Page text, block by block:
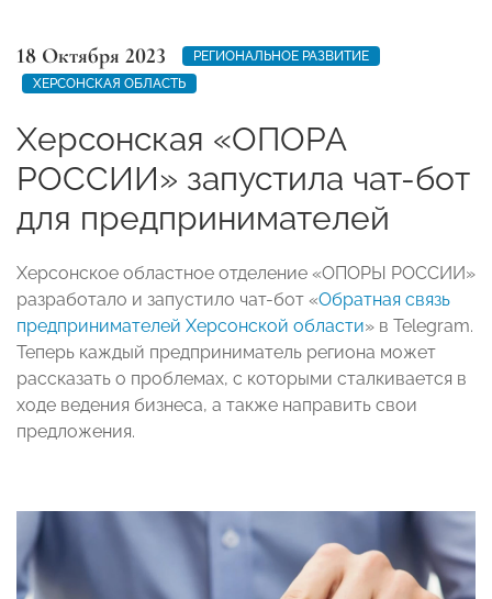
18 Октября 2023
РЕГИОНАЛЬНОЕ РАЗВИТИЕ
ХЕРСОНСКАЯ ОБЛАСТЬ
Херсонская «ОПОРА
РОССИИ» запустила чат-бот
для предпринимателей
Херсонское областное отделение «ОПОРЫ РОССИИ»
разработало и запустило чат-бот «Обратная связь
предпринимателей Херсонской области» в Telegram.
Теперь каждый предприниматель региона может
рассказать о проблемах, с которыми сталкивается в
ходе ведения бизнеса, а также направить свои
предложения.